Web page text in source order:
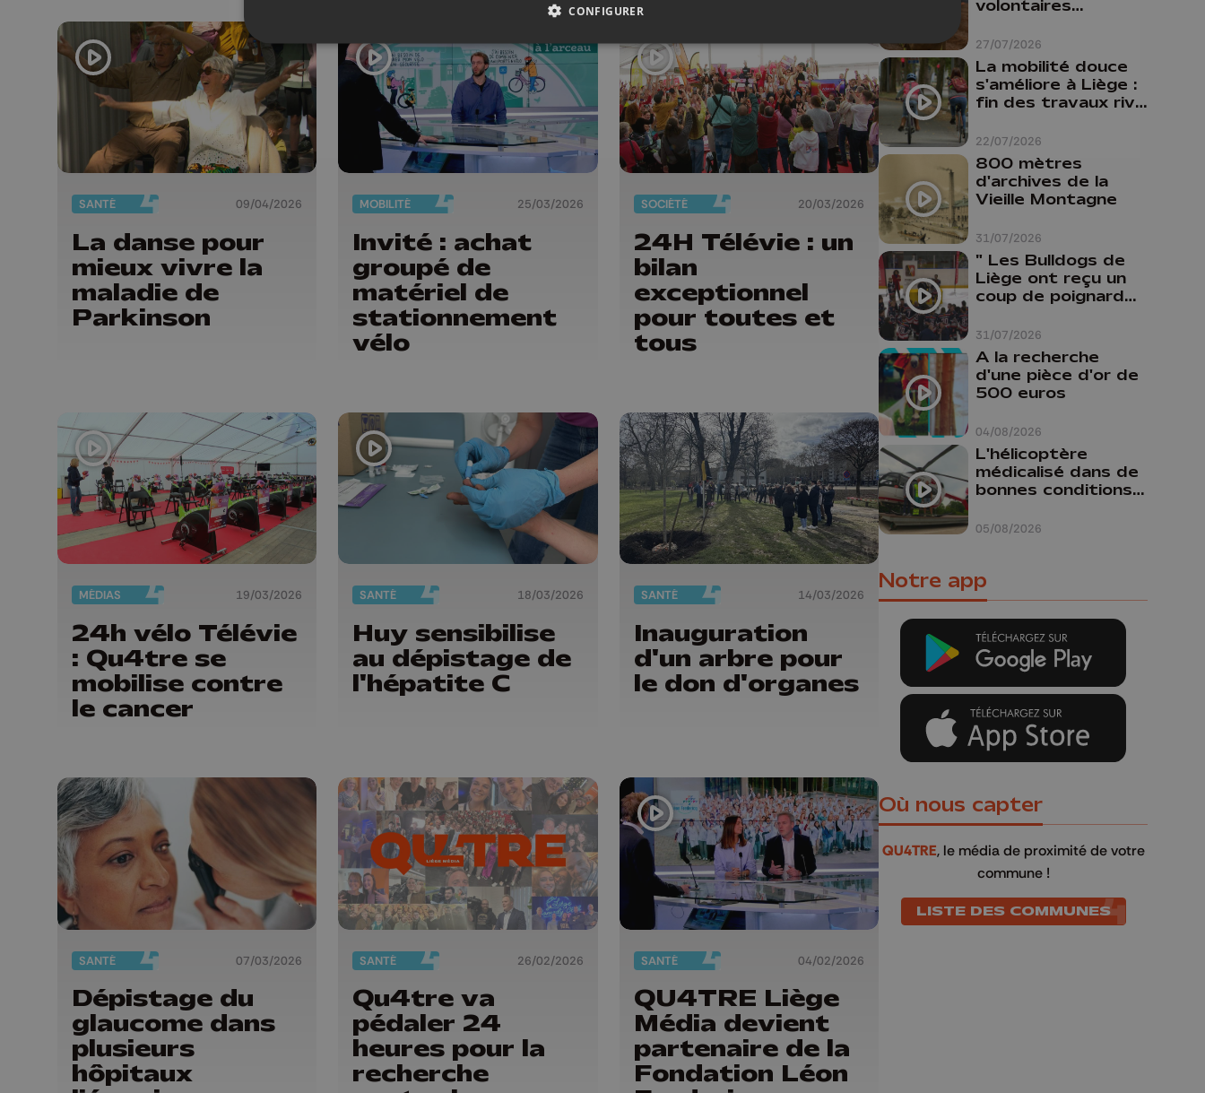
SANTÉ 09/04/2026
La danse pour
mieux vivre la
maladie de
Parkinson
MOBILITÉ 25/03/2026
Invité : achat
groupé de
matériel de
stationnement
vélo
SOCIÉTÉ 20/03/2026
24H Télévie : un
bilan
exceptionnel
pour toutes et
tous
MÉDIAS 19/03/2026
24h vélo Télévie
: Qu4tre se
mobilise contre
le cancer
SANTÉ 18/03/2026
Huy sensibilise
au dépistage de
l'hépatite C
SANTÉ 14/03/2026
Inauguration
d'un arbre pour
le don d'organes
SANTÉ 07/03/2026
Dépistage du
glaucome dans
plusieurs
hôpitaux
SANTÉ 26/02/2026
Qu4tre va
pédaler 24
heures pour la
recherche
SANTÉ 04/02/2026
QU4TRE Liège
Média devient
partenaire de la
Fondation Léon
27/07/2026
volontaires
province de Liège :
"Un citoyen qui
n'est formé ne
peut pas nous
aider"
22/07/2026
La mobilité douce
s'améliore à Liège :
fin des travaux rive
cyclo-piétonnes
Avroy et
Guillemins...
31/07/2026
800 mètres
d'archives de la
Vieille Montagne
31/07/2026
" Les Bulldogs de
Liège ont reçu un
coup de poignard
04/08/2026
A la recherche
d'une pièce d'or de
500 euros
05/08/2026
L'hélicoptère
médicalisé dans de
bonnes conditions à
Notre app
Où nous capter
QU4TRE, le média de proximité de votre
commune !
LISTE DES COMMUNES
CONFIGURER